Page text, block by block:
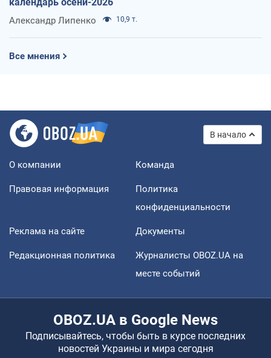
Александр Липенко 10,9 т.
Все мнения
В начало
О компании Команда
Правовая информация
Политика
конфиденциальности
Реклама на сайте Документы
Редакционная политика
Журналисты OBOZ.UA на
месте событий
OBOZ.UA в Google News
Подписывайтесь, чтобы быть в курсе последних
новостей Украины и мира сегодня